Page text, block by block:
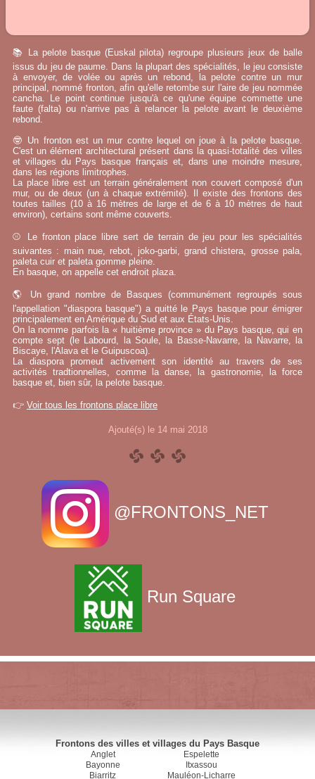
📚 La pelote basque (Euskal pilota) regroupe plusieurs jeux de balle
issus du jeu de paume. Dans la plupart des spécialités, le jeu consiste
à envoyer, de volée ou après un rebond, la pelote contre un mur
principal, nommé fronton, afin qu'elle retombe sur l'aire de jeu nommée
cancha. Le point continue jusqu'à ce qu'une équipe commette une
faute (falta) ou n'arrive pas à relancer la pelote avant le deuxième
rebond.
🤓 Un fronton est un mur contre lequel on joue à la pelote basque.
C'est un élément architectural présent dans la quasi-totalité des villes
et villages du Pays basque français et, dans une moindre mesure,
dans les régions limitrophes.
La place libre est un terrain généralement non couvert composé d'un
mur, ou de deux (un à chaque extrémité). Il existe des frontons des
toutes tailles (10 à 16 mètres de large et de 6 à 10 mètres de haut
environ), certains sont même couverts.
⚾ Le fronton place libre sert de terrain de jeu pour les spécialités
suivantes : main nue, rebot, joko-garbi, grand chistera, grosse pala,
paleta cuir et paleta gomme pleine.
En basque, on appelle cet endroit plaza.
🌎 Un grand nombre de Basques (communément regroupés sous
l'appellation "diaspora basque") a quitté le Pays basque pour émigrer
principalement en Amérique du Sud et aux États-Unis.
On la nomme parfois la « huitième province » du Pays basque, qui en
compte sept (le Labourd, la Soule, la Basse-Navarre, la Navarre, la
Biscaye, l'Alava et le Guipuscoa).
La diaspora promeut activement son identité au travers de ses
activités tradtionnelles, comme la danse, la gastronomie, la force
basque et, bien sûr, la pelote basque.
👉 Voir tous les frontons place libre
Ajouté(s) le 14 mai 2018
@FRONTONS_NET
Run Square
Frontons des villes et villages du Pays Basque
Anglet
Bayonne
Biarritz
Espelette
Itxassou
Mauléon-Licharre